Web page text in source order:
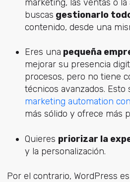
marketing, las ventas o
buscas gestionarlo
contenido, desde una
Eres una pequeña
mejorar su presencia
procesos, pero no tiene
técnicos avanzados. Esto
marketing automation
más sólido y ofrece más
Quieres priorizar la
y la personalización.
Por el contrario, WordPress